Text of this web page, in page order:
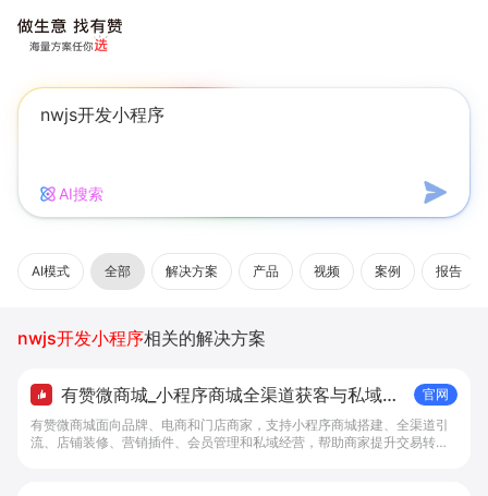
AI搜索
AI模式 全部 解决方案 产品 视频 案例 报告
nwjs开发小程序相关的解决方案
有赞微商城_小程序商城全渠道获客与私域复
购工具 - 做生意, 找有赞
官网
有赞微商城面向品牌、电商和门店商家，支持小程序商城搭建、全渠道引
流、店铺装修、营销插件、会员管理和私域经营，帮助商家提升交易转化